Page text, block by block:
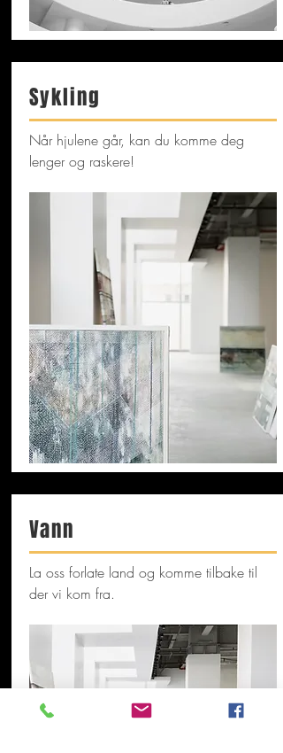
Sykling
Når hjulene går, kan du komme deg
lenger og raskere!
Vann
La oss forlate land og komme tilbake til
der vi kom fra.